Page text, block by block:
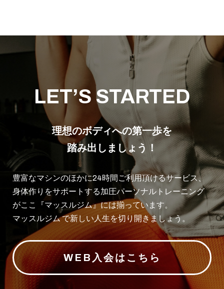
LET’S STARTED
理想のボディへの第一歩を
踏み出しましょう！
豊富なマシンのほかに24時間ご利用頂けるサービス、
身体作りをサポートする加圧パーソナルトレーニング
がここ『マッスルジム』には揃っています。
マッスルジム で新しい人生を切り開きましょう。
WEB入会はこちら